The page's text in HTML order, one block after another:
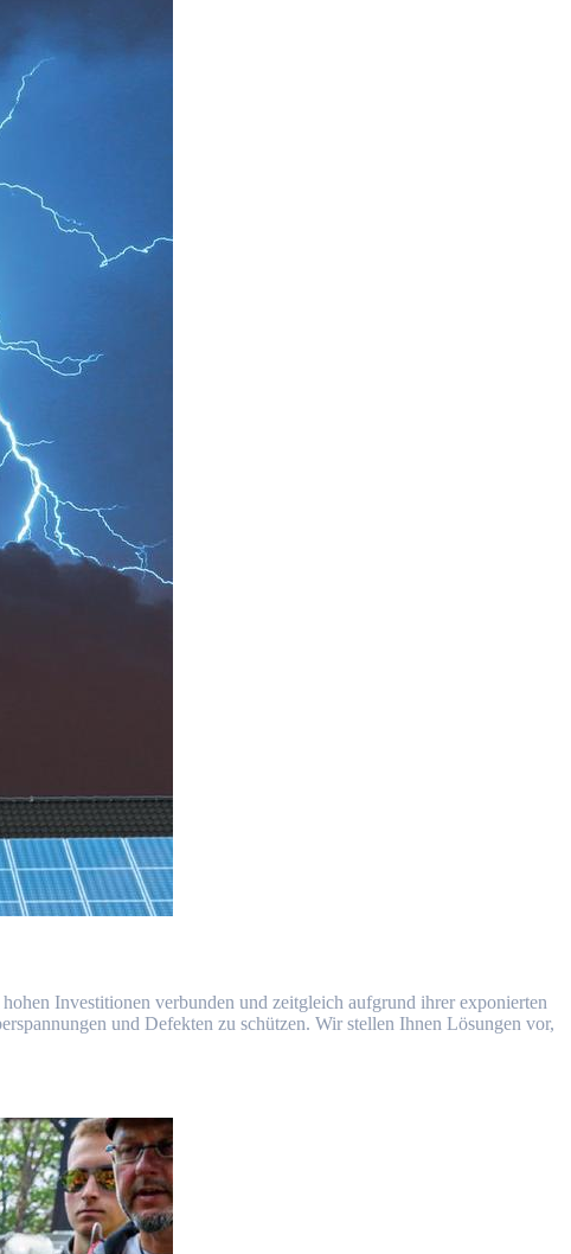
Investitionen verbunden und zeitgleich aufgrund ihrer exponierten
und Defekten zu schützen. Wir stellen Ihnen Lösungen vor,